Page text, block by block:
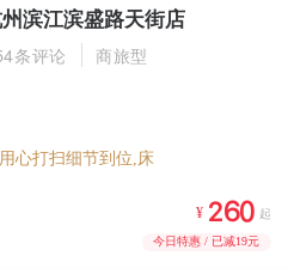
滨江滨盛路天街店
条评论
商旅型
心打扫细节到位,床
¥  起
今日特惠 / 已减19元